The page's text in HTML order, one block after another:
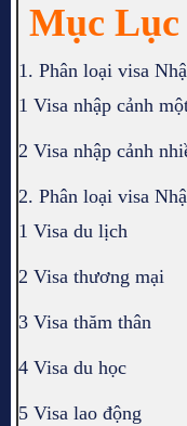
Mục Lục
1. Phân loại visa
1 Visa nhập cảnh
2 Visa nhập cảnh
2. Phân loại visa
1 Visa du lịch
2 Visa thương mại
3 Visa thăm thân
4 Visa du học
5 Visa lao động